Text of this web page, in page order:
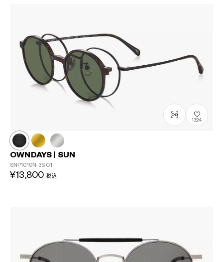
1324
OWNDAYS | SUN
SNP1019N-3S C1
¥13,800 税込